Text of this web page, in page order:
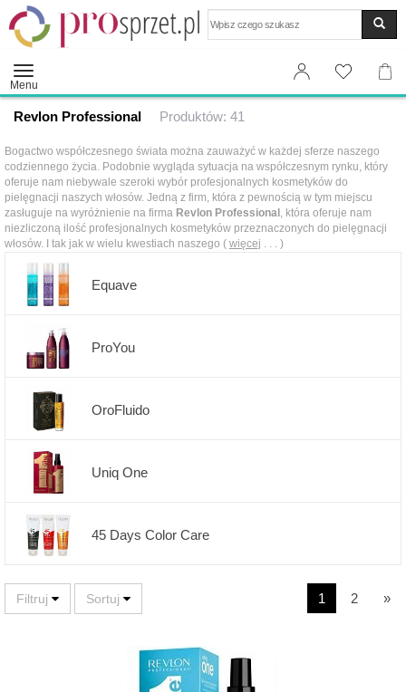
Menu
Revlon Professional Produktów: 41
Bogactwo współczesnego świata można zauważyć w każdej sferze naszego
codziennego życia. Podobnie wygląda sytuacja na współczesnym rynku, który
oferuje nam niebywale szeroki wybór profesjonalnych kosmetyków do
pielęgnacji naszych włosów. Jedną z firm, która z pewnością w tym miejscu
zasługuje na wyróżnienie na firma Revlon Professional , która oferuje nam
niezliczoną ilość profesjonalnych kosmetyków przeznaczonych do pielęgnacji
włosów. I tak jak w wielu kwestiach naszego ( więcej . . . )
Equave
ProYou
OroFluido
Uniq One
45 Days Color Care
1 2 »